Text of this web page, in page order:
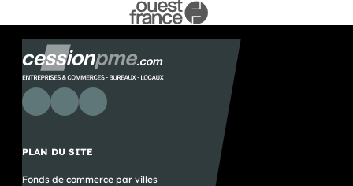
PLAN DU SITE
Fonds de commerce par villes